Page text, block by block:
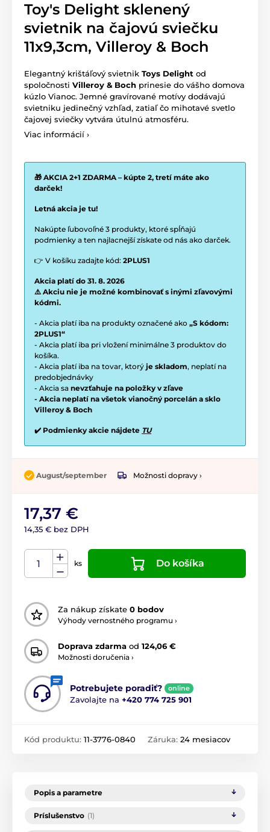
Toy's Delight sklenený
svietnik na čajovú sviečku
11x9,3cm, Villeroy & Boch
Elegantný krištáľový svietnik Toys Delight od
spoločnosti Villeroy & Boch prinesie do vášho domova
kúzlo Vianoc. Jemné gravírované motívy dodávajú
svietniku jedinečný vzhľad, zatiaľ čo mihotavé svetlo
čajovej sviečky vytvára útulnú atmosféru.
Viac informácií ›
🎁 AKCIA 2+1 ZDARMA – kúpte 2, tretí máte ako
darček!
Letná akcia je tu!
Nakúpte ľubovoľné 3 produkty, ktoré spĺňajú
podmienky a ten najlacnejší získate od nás ako darček.
👉 V košíku zadajte kód: 2PLUS1
Akcia platí do 31. 8. 2026
⚠️ Akciu nie je možné kombinovať s inými zľavovými
kódmi.
- Akcia platí iba na produkty označené ako „S kódom:
2PLUS1“
- Akcia platí iba pri vložení minimálne 3 produktov do
košíka.
- Akcia platí iba na tovar, ktorý je skladom, neplatí na
predobjednávky
- Akcia sa nevzťahuje na položky v zľave
- Akcia neplatí na všetok vianočný porcelán a sklo
Villeroy & Boch
✔️ Podmienky akcie nájdete TU
August/september Možnosti dopravy ›
17,37 €
14,35 € bez DPH
ks Do košíka
Za nákup získate 0 bodov
Výhody vernostného programu ›
Doprava zdarma od 124,06 €
Možnosti doručenia ›
Potrebujete poradiť? online
Zavolajte na +420 774 725 901
Kód produktu: 11-3776-0840 Záruka: 24 mesiacov
Popis a parametre
Príslušenstvo (1)